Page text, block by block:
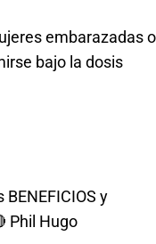
embarazadas o
bajo la dosis